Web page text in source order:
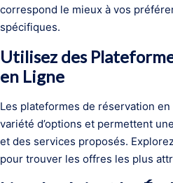
correspond le mieux à vos
spécifiques.
Utilisez des
en Ligne
Les plateformes de réservation
variété d’options et permettent
et des services proposés.
pour trouver les offres les plus